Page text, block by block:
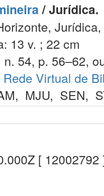
/ Jurídica.
13 v. ; 22 cm
54, p. 56–62,
Rede Virtual de
, MJU, SEN,
[ 12002792